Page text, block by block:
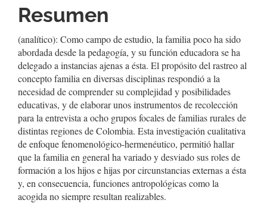
del
artículo
Resumen
(analítico): Como campo de estudio, la familia poco ha sido
abordada desde la pedagogía, y su función educadora se ha
delegado a instancias ajenas a ésta. El propósito del rastreo al
concepto familia en diversas disciplinas respondió a la
necesidad de comprender su complejidad y posibilidades
educativas, y de elaborar unos instrumentos de recolección
para la entrevista a ocho grupos focales de familias rurales de
distintas regiones de Colombia. Esta investigación cualitativa
de enfoque fenomenológico-hermenéutico, permitió hallar
que la familia en general ha variado y desviado sus roles de
formación a los hijos e hijas por circunstancias externas a ésta
y, en consecuencia, funciones antropológicas como la
acogida no siempre resultan realizables.